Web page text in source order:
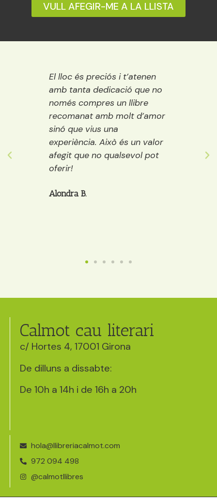
VULL AFEGIR-ME A LA LLISTA
El lloc és preciós i t’atenen
amb tanta dedicació que no
només compres un llibre
recomanat amb molt d’amor
sinó que vius una
experiència. Això és un valor
afegit que no qualsevol pot
Una llibreria
vora el riu. És
llibres del
adults. A més a
decideixes quin
Calmot cau literari
c/ Hortes 4, 17001 Girona
De dilluns a dissabte:
De 10h a 14h i de 16h a 20h
hola@llibreriacalmot.com
972 094 498
@calmotllibres